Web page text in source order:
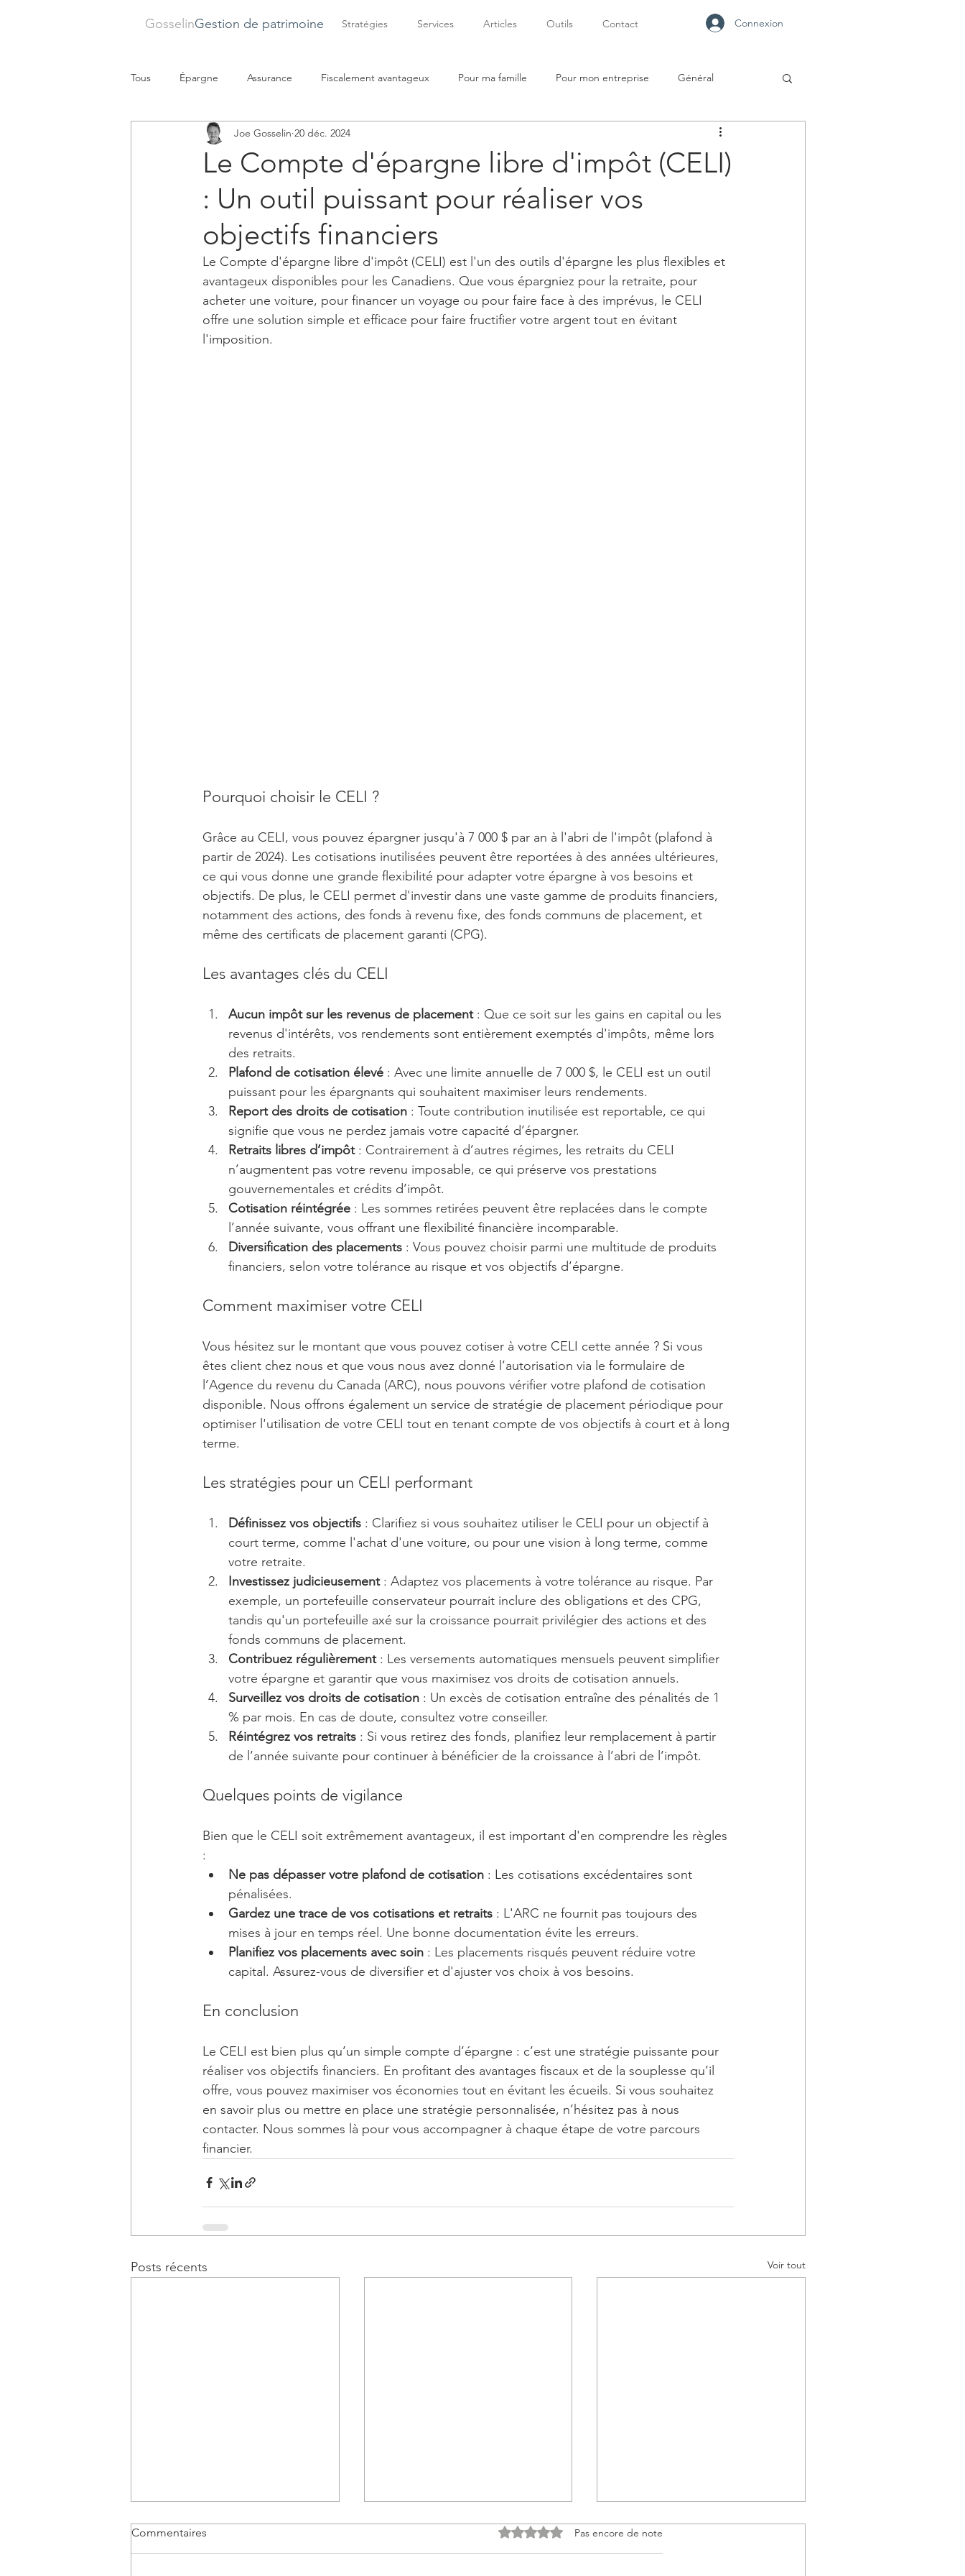
GosselinGestion de patrimoine Stratégies Services Articles Outils Contact Connexion
Tous Épargne Assurance Fiscalement avantageux Pour ma famille Pour mon entreprise Général
Le Compte d'épargne libre d'impôt (CELI)
: Un outil puissant pour réaliser vos
objectifs financiers
Joe Gosselin 20 déc. 2024
Le Compte d'épargne libre d'impôt (CELI) est l'un des outils d'épargne les plus flexibles et
avantageux disponibles pour les Canadiens. Que vous épargniez pour la retraite, pour
acheter une voiture, pour financer un voyage ou pour faire face à des imprévus, le CELI
offre une solution simple et efficace pour faire fructifier votre argent tout en évitant
l'imposition.
Pourquoi choisir le CELI ?
Grâce au CELI, vous pouvez épargner jusqu'à 7 000 $ par an à l'abri de l'impôt (plafond à
partir de 2024). Les cotisations inutilisées peuvent être reportées à des années ultérieures,
ce qui vous donne une grande flexibilité pour adapter votre épargne à vos besoins et
objectifs. De plus, le CELI permet d'investir dans une vaste gamme de produits financiers,
notamment des actions, des fonds à revenu fixe, des fonds communs de placement, et
même des certificats de placement garanti (CPG).
Les avantages clés du CELI
Aucun impôt sur les revenus de placement : Que ce soit sur les gains en capital ou les
revenus d'intérêts, vos rendements sont entièrement exemptés d'impôts, même lors
des retraits.
Plafond de cotisation élevé : Avec une limite annuelle de 7 000 $, le CELI est un outil
puissant pour les épargnants qui souhaitent maximiser leurs rendements.
Report des droits de cotisation : Toute contribution inutilisée est reportable, ce qui
signifie que vous ne perdez jamais votre capacité d’épargner.
Retraits libres d’impôt : Contrairement à d’autres régimes, les retraits du CELI
n’augmentent pas votre revenu imposable, ce qui préserve vos prestations
gouvernementales et crédits d’impôt.
Cotisation réintégrée : Les sommes retirées peuvent être replacées dans le compte
l’année suivante, vous offrant une flexibilité financière incomparable.
Diversification des placements : Vous pouvez choisir parmi une multitude de produits
financiers, selon votre tolérance au risque et vos objectifs d’épargne.
Comment maximiser votre CELI
Vous hésitez sur le montant que vous pouvez cotiser à votre CELI cette année ? Si vous
êtes client chez nous et que vous nous avez donné l’autorisation via le formulaire de
l’Agence du revenu du Canada (ARC), nous pouvons vérifier votre plafond de cotisation
disponible. Nous offrons également un service de stratégie de placement périodique pour
optimiser l'utilisation de votre CELI tout en tenant compte de vos objectifs à court et à long
terme.
Les stratégies pour un CELI performant
Définissez vos objectifs : Clarifiez si vous souhaitez utiliser le CELI pour un objectif à
court terme, comme l'achat d'une voiture, ou pour une vision à long terme, comme
votre retraite.
Investissez judicieusement : Adaptez vos placements à votre tolérance au risque. Par
exemple, un portefeuille conservateur pourrait inclure des obligations et des CPG,
tandis qu'un portefeuille axé sur la croissance pourrait privilégier des actions et des
fonds communs de placement.
Contribuez régulièrement : Les versements automatiques mensuels peuvent simplifier
votre épargne et garantir que vous maximisez vos droits de cotisation annuels.
Surveillez vos droits de cotisation : Un excès de cotisation entraîne des pénalités de 1
% par mois. En cas de doute, consultez votre conseiller.
Réintégrez vos retraits : Si vous retirez des fonds, planifiez leur remplacement à partir
de l’année suivante pour continuer à bénéficier de la croissance à l’abri de l’impôt.
Quelques points de vigilance
Bien que le CELI soit extrêmement avantageux, il est important d'en comprendre les règles
:
Ne pas dépasser votre plafond de cotisation : Les cotisations excédentaires sont
pénalisées.
Gardez une trace de vos cotisations et retraits : L'ARC ne fournit pas toujours des
mises à jour en temps réel. Une bonne documentation évite les erreurs.
Planifiez vos placements avec soin : Les placements risqués peuvent réduire votre
capital. Assurez-vous de diversifier et d'ajuster vos choix à vos besoins.
En conclusion
Le CELI est bien plus qu’un simple compte d’épargne : c’est une stratégie puissante pour
réaliser vos objectifs financiers. En profitant des avantages fiscaux et de la souplesse qu’il
offre, vous pouvez maximiser vos économies tout en évitant les écueils. Si vous souhaitez
en savoir plus ou mettre en place une stratégie personnalisée, n’hésitez pas à nous
contacter. Nous sommes là pour vous accompagner à chaque étape de votre parcours
financier.
Posts récents Voir tout
Commentaires Noté 0 étoile sur 5.Pas encore de note